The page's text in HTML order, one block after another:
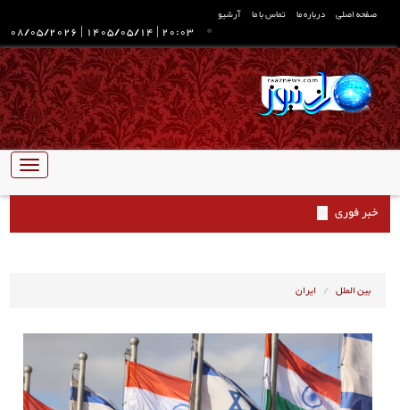
صفحه اصلی درباره ما تماس با ما آرشیو
20:03
|
1405/05/14
|
08/05/2026
تبدیل
ناوبری
خبر فوری
بین الملل ایران